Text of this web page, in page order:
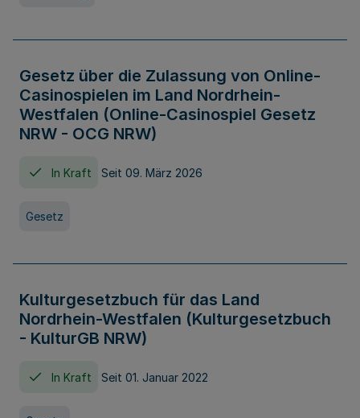
Gesetz über die Zulassung von Online-
Casinospielen im Land Nordrhein-
Westfalen (Online-Casinospiel Gesetz
NRW - OCG NRW)
In Kraft Seit 09. März 2026
Gesetz
Kulturgesetzbuch für das Land
Nordrhein-Westfalen (Kulturgesetzbuch
- KulturGB NRW)
In Kraft Seit 01. Januar 2022